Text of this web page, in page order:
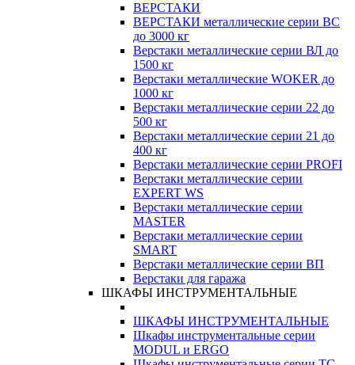
ВЕРСТАКИ
ВЕРСТАКИ металлические серии ВС
до 3000 кг
Верстаки металлические серии ВЛ до
1500 кг
Верстаки металлические WOKER до
1000 кг
Верстаки металлические серии 22 до
500 кг
Верстаки металлические серии 21 до
400 кг
Верстаки металлические серии PROFI
Верстаки металлические серии
EXPERT WS
Верстаки металлические серии
MASTER
Верстаки металлические серии
SMART
Верстаки металлические серии ВП
Верстаки для гаража
ШКАФЫ ИНСТРУМЕНТАЛЬНЫЕ
ШКАФЫ ИНСТРУМЕНТАЛЬНЫЕ
Шкафы инструментальные серии
MODUL и ERGO